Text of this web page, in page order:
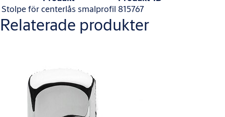
Stolpe för centerlås smalprofil 815767
Relaterade produkter